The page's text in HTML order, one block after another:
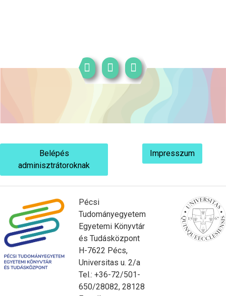
Belépés
adminisztrátoroknak
Impresszum
Pécsi
Tudományegyetem
Egyetemi Könyvtár
és Tudásközpont
H-7622 Pécs,
Universitas u. 2/a
Tel.: +36-72/501-
650/28082, 28128